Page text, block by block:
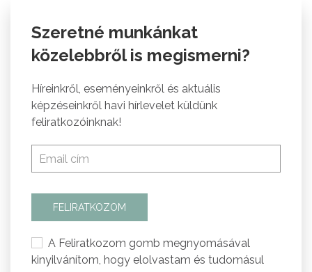
Szeretné munkánkat
közelebbről is megismerni?
Híreinkről, eseményeinkről és aktuális
képzéseinkről havi hírlevelet küldünk
feliratkozóinknak!
FELIRATKOZOM
A Feliratkozom gomb megnyomásával
kinyilvánítom, hogy elolvastam és tudomásul